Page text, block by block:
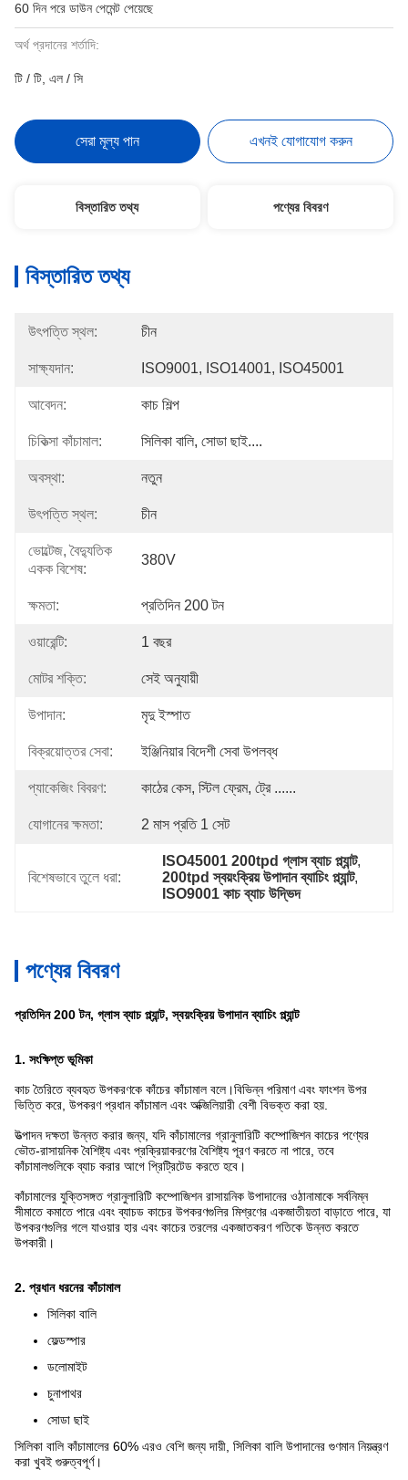
60 দিন পরে ডাউন পেমেন্ট পেয়েছে
অর্থ প্রদানের শর্তাদি:
টি / টি, এল / সি
সেরা মূল্য পান এখনই যোগাযোগ করুন
বিস্তারিত তথ্য পণ্যের বিবরণ
বিস্তারিত তথ্য
উৎপত্তি স্থল: চীন
সাক্ষ্যদান: ISO9001, ISO14001, ISO45001
আবেদন: কাচ শিল্প
চিকিত্সা কাঁচামাল: সিলিকা বালি, সোডা ছাই....
অবস্থা: নতুন
উৎপত্তি স্থল: চীন
ভোল্টেজ, বৈদ্যুতিক
একক বিশেষ:
380V
ক্ষমতা: প্রতিদিন 200 টন
ওয়ারেন্টি: 1 বছর
মোটর শক্তি: সেই অনুযায়ী
উপাদান: মৃদু ইস্পাত
বিক্রয়োত্তর সেবা: ইঞ্জিনিয়ার বিদেশী সেবা উপলব্ধ
প্যাকেজিং বিবরণ: কাঠের কেস, স্টিল ফ্রেম, ট্রে ......
যোগানের ক্ষমতা: 2 মাস প্রতি 1 সেট
বিশেষভাবে তুলে ধরা:
ISO45001 200tpd গ্লাস ব্যাচ প্ল্যান্ট,
200tpd স্বয়ংক্রিয় উপাদান ব্যাচিং প্ল্যান্ট,
ISO9001 কাচ ব্যাচ উদ্ভিদ
পণ্যের বিবরণ
প্রতিদিন 200 টন, গ্লাস ব্যাচ প্ল্যান্ট, স্বয়ংক্রিয় উপাদান ব্যাচিং প্ল্যান্ট
1. সংক্ষিপ্ত ভূমিকা
কাচ তৈরিতে ব্যবহৃত উপকরণকে কাঁচের কাঁচামাল বলে।বিভিন্ন পরিমাণ এবং ফাংশন উপর
ভিত্তি করে, উপকরণ প্রধান কাঁচামাল এবং অক্জিলিয়ারী বেশী বিভক্ত করা হয়.
উত্পাদন দক্ষতা উন্নত করার জন্য, যদি কাঁচামালের গ্রানুলারিটি কম্পোজিশন কাচের পণ্যের
ভৌত-রাসায়নিক বৈশিষ্ট্য এবং প্রক্রিয়াকরণের বৈশিষ্ট্য পূরণ করতে না পারে, তবে
কাঁচামালগুলিকে ব্যাচ করার আগে প্রিট্রিটেড করতে হবে।
কাঁচামালের যুক্তিসঙ্গত গ্রানুলারিটি কম্পোজিশন রাসায়নিক উপাদানের ওঠানামাকে সর্বনিম্ন
সীমাতে কমাতে পারে এবং ব্যাচড কাচের উপকরণগুলির মিশ্রণের একজাতীয়তা বাড়াতে পারে, যা
উপকরণগুলির গলে যাওয়ার হার এবং কাচের তরলের একজাতকরণ গতিকে উন্নত করতে
উপকারী।
2. প্রধান ধরনের কাঁচামাল
সিলিকা বালি
ফেল্ডস্পার
ডলোমাইট
চুনাপাথর
সোডা ছাই
সিলিকা বালি কাঁচামালের 60% এরও বেশি জন্য দায়ী, সিলিকা বালি উপাদানের গুণমান নিয়ন্ত্রণ
করা খুবই গুরুত্বপূর্ণ।